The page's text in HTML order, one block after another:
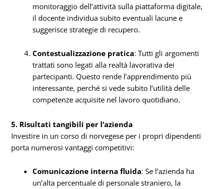
monitoraggio dell’attività sulla piattaforma digitale,
il docente individua subito eventuali lacune e
suggerisce strategie di recupero.
Contestualizzazione pratica: Tutti gli argomenti
trattati sono legati alla realtà lavorativa dei
partecipanti. Questo rende l’apprendimento più
interessante, perché si vede subito l’utilità delle
competenze acquisite nel lavoro quotidiano.
5. Risultati tangibili per l’azienda
Investire in un corso di norvegese per i propri dipendenti
porta numerosi vantaggi competitivi:
Comunicazione interna fluida: Se l’azienda ha
un’alta percentuale di personale straniero, la